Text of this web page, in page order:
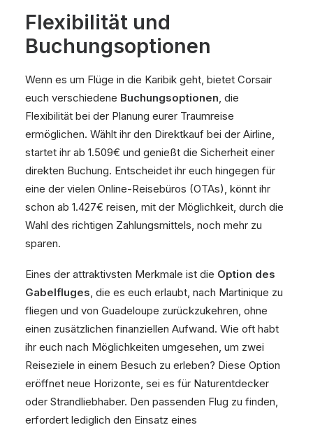
Flexibilität und
Buchungsoptionen
Wenn es um Flüge in die Karibik geht, bietet Corsair
euch verschiedene Buchungsoptionen, die
Flexibilität bei der Planung eurer Traumreise
ermöglichen. Wählt ihr den Direktkauf bei der Airline,
startet ihr ab 1.509€ und genießt die Sicherheit einer
direkten Buchung. Entscheidet ihr euch hingegen für
eine der vielen Online-Reisebüros (OTAs), könnt ihr
schon ab 1.427€ reisen, mit der Möglichkeit, durch die
Wahl des richtigen Zahlungsmittels, noch mehr zu
sparen.
Eines der attraktivsten Merkmale ist die Option des
Gabelfluges, die es euch erlaubt, nach Martinique zu
fliegen und von Guadeloupe zurückzukehren, ohne
einen zusätzlichen finanziellen Aufwand. Wie oft habt
ihr euch nach Möglichkeiten umgesehen, um zwei
Reiseziele in einem Besuch zu erleben? Diese Option
eröffnet neue Horizonte, sei es für Naturentdecker
oder Strandliebhaber. Den passenden Flug zu finden,
erfordert lediglich den Einsatz eines